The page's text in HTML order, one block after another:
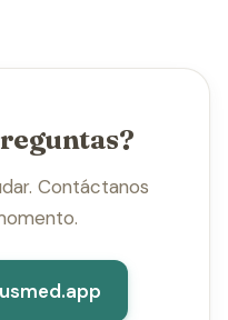
Contáctanos